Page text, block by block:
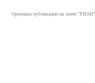
Оригинал публикации на ленте "РИАН"